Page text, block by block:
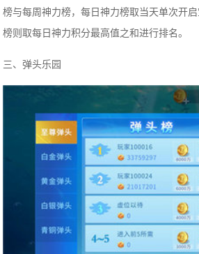
榜与每周神力榜，每日神力榜取当天单次开
榜则取每日神力积分最高值之和进行排名。
三、弹头乐园